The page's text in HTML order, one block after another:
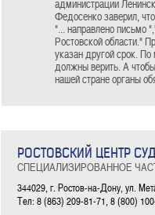
администрации
Федосенко заверил,
"... направлено письмо
Ростовской области."
указан другой срок.
должны верить. А
нашей стране органы
РОСТОВСКИЙ ЦЕНТР
СПЕЦИАЛИЗИРОВАННОЕ
344029, г. Ростов-на-Дону, ул.
Тел: 8 (863) 209-81-71, 8 (800)